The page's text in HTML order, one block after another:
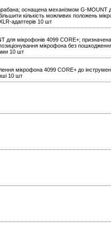
оснащена механізмом G-MOUNT
кількість можливих положень
адаптерів 10 шт
для мікрофонів 4099 CORE+; призначена
мікрофона без
10 шт
мікрофона 4099 CORE+ до
10 шт